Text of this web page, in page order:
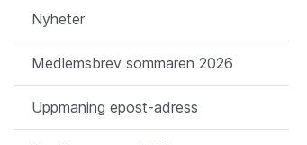
Nyheter
Medlemsbrev sommaren 2026
Uppmaning epost-adress